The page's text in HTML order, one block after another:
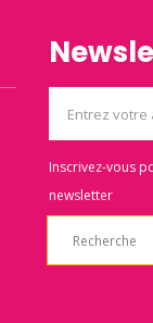
Inscrivez-vous
newsletter